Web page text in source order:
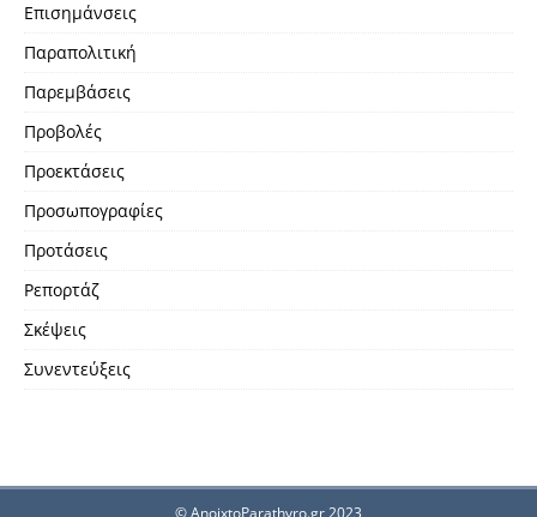
Επισημάνσεις
Παραπολιτική
Παρεμβάσεις
Προβολές
Προεκτάσεις
Προσωπογραφίες
Προτάσεις
Ρεπορτάζ
Σκέψεις
Συνεντεύξεις
© AnoixtoParathyro.gr 2023